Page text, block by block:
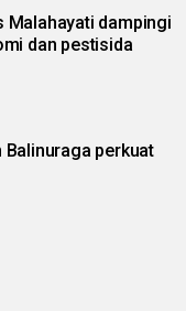
Malahayati dampingi
dan pestisida
Balinuraga perkuat